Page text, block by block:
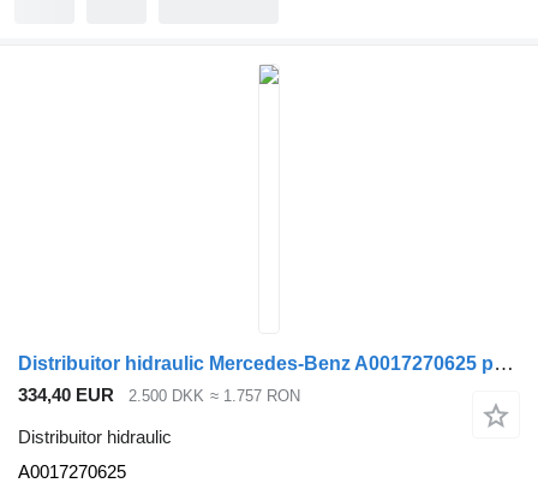
Distribuitor hidraulic Mercedes-Benz A0017270625 pentru camion
334,40 EUR 2.500 DKK ≈ 1.757 RON
Distribuitor hidraulic
A0017270625